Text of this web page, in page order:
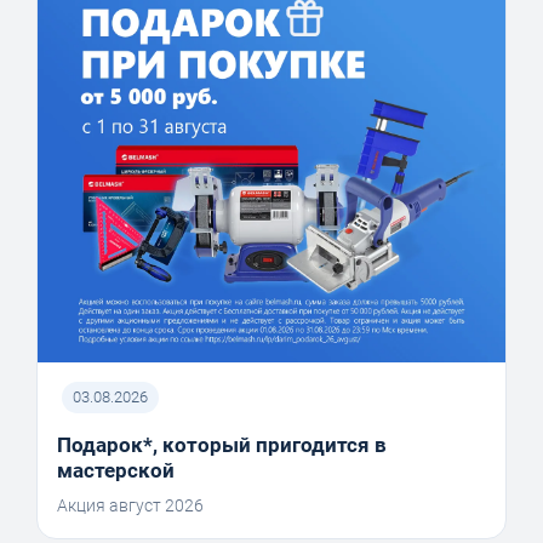
03.08.2026
Подарок*, который пригодится в
мастерской
Акция август 2026